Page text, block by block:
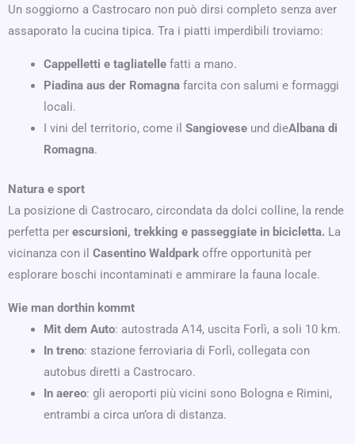
Un soggiorno a Castrocaro non può dirsi completo senza aver
assaporato la cucina tipica. Tra i piatti imperdibili troviamo:
Cappelletti e tagliatelle fatti a mano.
Piadina aus der Romagna farcita con salumi e formaggi
locali.
I vini del territorio, come il Sangiovese und dieAlbana di
Romagna.
Natura e sport
La posizione di Castrocaro, circondata da dolci colline, la rende
perfetta per escursioni, trekking e passeggiate in bicicletta. La
vicinanza con il Casentino Waldpark offre opportunità per
esplorare boschi incontaminati e ammirare la fauna locale.
Wie man dorthin kommt
Mit dem Auto: autostrada A14, uscita Forlì, a soli 10 km.
In treno: stazione ferroviaria di Forlì, collegata con
autobus diretti a Castrocaro.
In aereo: gli aeroporti più vicini sono Bologna e Rimini,
entrambi a circa un’ora di distanza.